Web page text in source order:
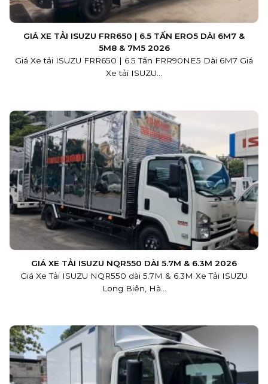
GIÁ XE TẢI ISUZU FRR650 | 6.5 TẤN ERO5 DÀI 6M7 &
5M8 & 7M5 2026
Giá Xe tải ISUZU FRR650 | 6.5 Tấn FRR90NE5 Dài 6M7 Giá
Xe tải ISUZU...
GIÁ XE TẢI ISUZU NQR550 DÀI 5.7M & 6.3M 2026
Giá Xe Tải ISUZU NQR550 dài 5.7M & 6.3M Xe Tải ISUZU
Long Biên, Hà...